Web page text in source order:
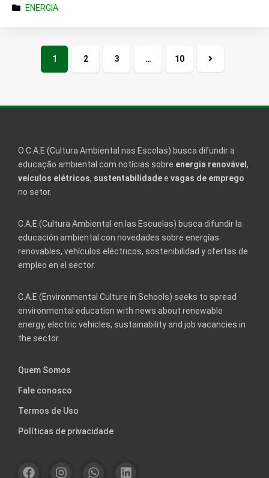
ENERGIA
1 2 3 …
10
O C.A.E (Cultura Ambiental nas Escolas) busca difundir a
educação ambiental com notícias sobre energia renovável,
veículos elétricos, sustentabilidadee vagas de emprego
no setor.
C.A.E (Cultura Ambiental en las Escuelas) busca difundir la
educación ambiental con novedades sobre energías
renovables, vehículos eléctricos, sostenibilidad y ofertas de
empleo en el sector.
C.A.E (Environmental Culture in Schools) seeks to spread
environmental education with news about renewable
energy, electric vehicles, sustainability and job vacancies in
the sector.
Quem Somos
Fale conosco
Termos de Uso
Políticas de privacidade